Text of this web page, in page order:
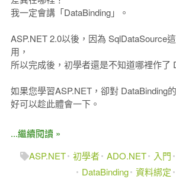
我一定會講「DataBinding」。
ASP.NET 2.0以後，因為 SqlDataSource
用，
所以完成後，初學者還是不知道哪裡作了
如果您學習ASP.NET，卻對 DataBinding
好可以趁此體會一下。
...繼續閱讀 »
ASP.NET 初學者 ADO.NET 入門
DataBinding 資料綁定